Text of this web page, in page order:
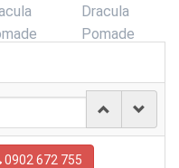
0902 672 755